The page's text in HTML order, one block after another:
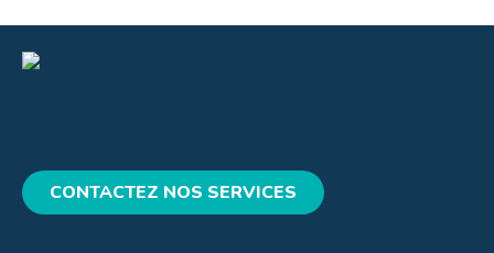
CONTACTEZ NOS SERVICES